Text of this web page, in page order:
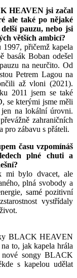
HEAVEN jsi začal
ale také po nějaké
pauzu, nebo jsi
větších ambicí?
přičemž kapela
basák Boban odešel
na neurčito. Od
Petrem Lagou na
až vloni (2021).
2011 jsem se také
se kterými jsme měli
jen na lokální úrovni.
zahraničních
pro zábavu s přáteli.
času vzpomínáš
plné chuti a
mi bylo dvacet, ale
plná svobody a
samé pozitivní
vystřídaly
BLACK HEAVEN
to, jak kapela hrála
songy BLACK
s kapelou udělat